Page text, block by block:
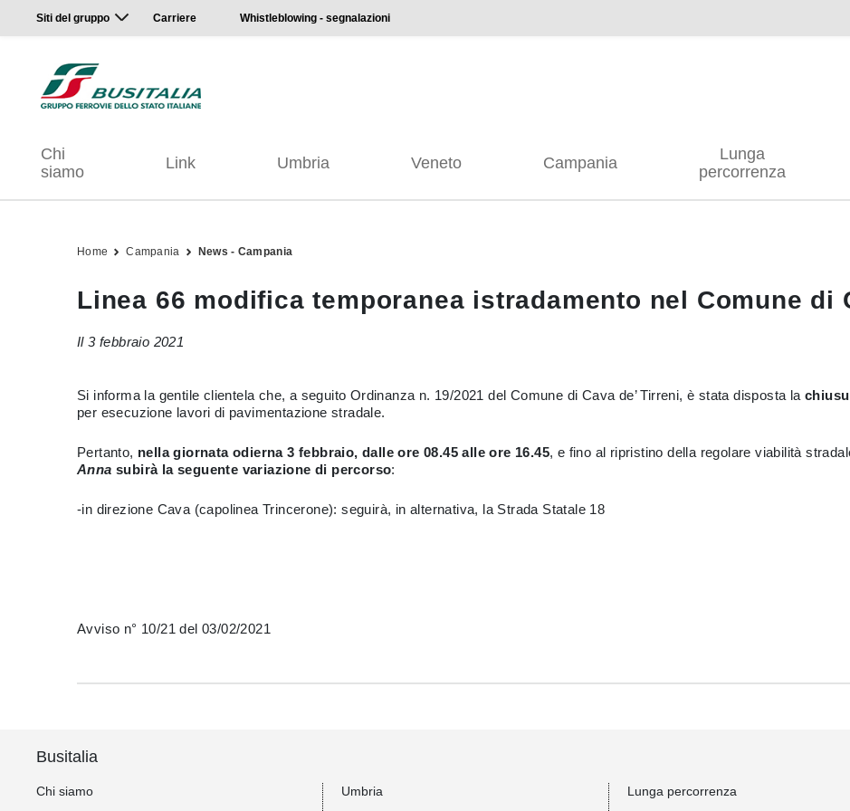
Siti del gruppo Carriere Whistleblowing - segnalazioni
Chi
siamo
Link Umbria Veneto Campania
Lunga
percorrenza
Home Campania News - Campania
Linea 66 modifica temporanea istradamento nel Comune di
Il 3 febbraio 2021
Si informa la gentile clientela che, a seguito Ordinanza n. 19/2021 del Comune di Cava de’ Tirreni, è stata disposta la
per esecuzione lavori di pavimentazione stradale.
Pertanto, nella giornata odierna 3 febbraio, dalle ore 08.45 alle ore 16.45, e fino al ripristino della regolare viabilità
Anna subirà la seguente variazione di percorso:
-in direzione Cava (capolinea Trincerone): seguirà, in alternativa, la Strada Statale 18
Avviso n° 10/21 del 03/02/2021
Busitalia
Chi siamo Umbria Lunga percorrenza